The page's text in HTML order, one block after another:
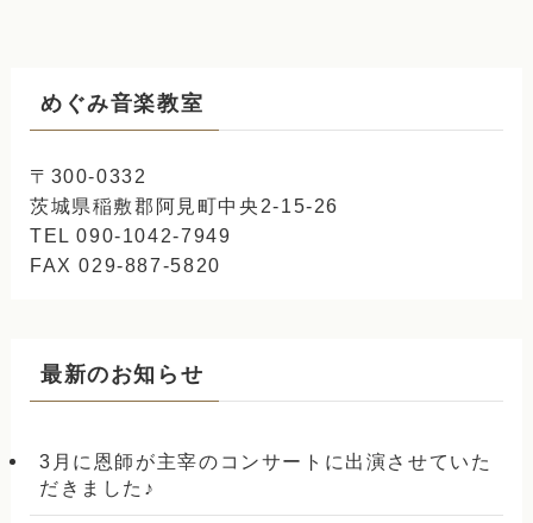
めぐみ音楽教室
〒300-0332
茨城県稲敷郡阿見町中央2-15-26
TEL 090-1042-7949
FAX 029-887-5820
最新のお知らせ
3月に恩師が主宰のコンサートに出演させていた
だきました♪